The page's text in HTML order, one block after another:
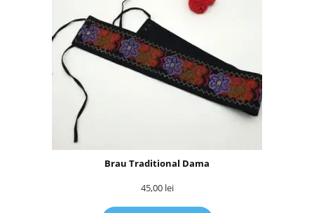
Brau Traditional Dama
45,00 lei